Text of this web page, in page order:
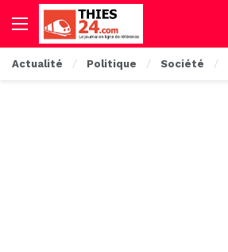
Actualité Politique Société